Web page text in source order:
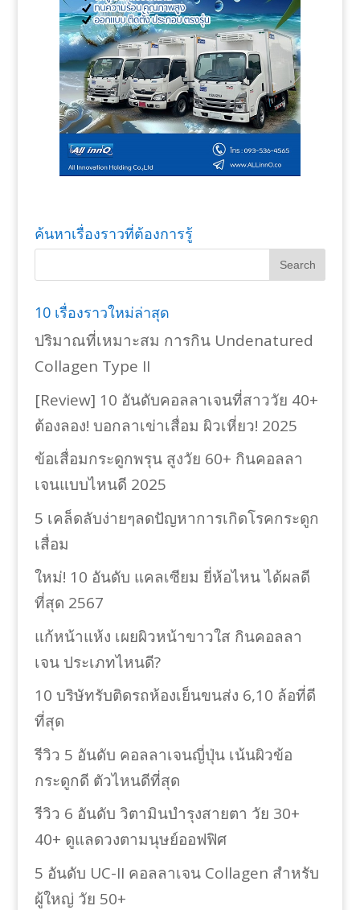
ค้นหาเรื่องราวที่ต้องการรู้
10 เรื่องราวใหม่ล่าสุด
ปริมาณที่เหมาะสม การกิน Undenatured
Collagen Type II
[Review] 10 อันดับคอลลาเจนที่สาววัย 40+
ต้องลอง! บอกลาเข่าเสื่อม ผิวเหี่ยว! 2025
ข้อเสื่อมกระดูกพรุน สูงวัย 60+ กินคอลลา
เจนแบบไหนดี 2025
5 เคล็ดลับง่ายๆลดปัญหาการเกิดโรคกระดูก
เสื่อม
ใหม่! 10 อันดับ แคลเซียม ยี่ห้อไหน ได้ผลดี
ที่สุด 2567
แก้หน้าแห้ง เผยผิวหน้าขาวใส กินคอลลา
เจน ประเภทไหนดี?
10 บริษัทรับติดรถห้องเย็นขนส่ง 6,10 ล้อที่ดี
ที่สุด
รีวิว 5 อันดับ คอลลาเจนญี่ปุ่น เน้นผิวข้อ
กระดูกดี ตัวไหนดีที่สุด
รีวิว 6 อันดับ วิตามินบำรุงสายตา วัย 30+
40+ ดูแลดวงตามนุษย์ออฟฟิศ
5 อันดับ UC-II คอลลาเจน Collagen สำหรับ
ผู้ใหญ่ วัย 50+